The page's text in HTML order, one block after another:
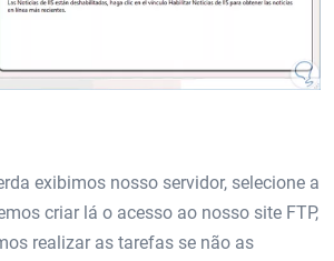
exibimos nosso servidor, selecione a
criar lá o acesso ao nosso site FTP,
realizar as tarefas se não as